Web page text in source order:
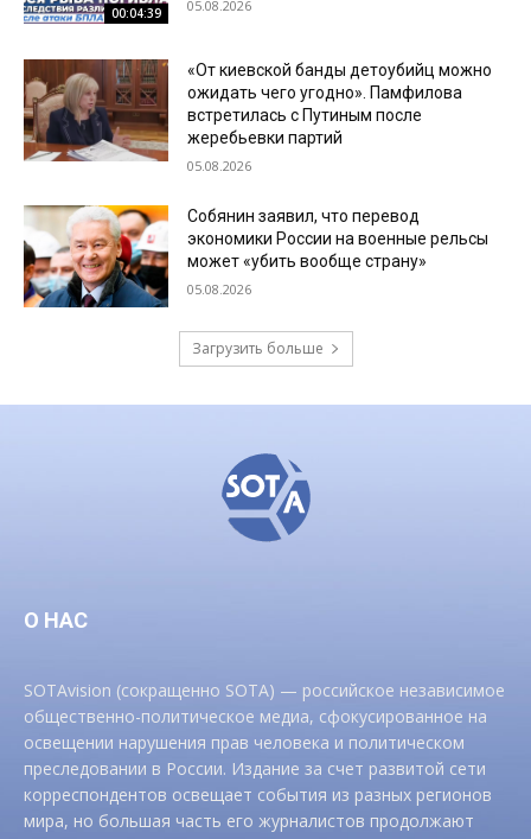
00:04:39 05.08.2026
«От киевской банды детоубийц можно
ожидать чего угодно». Памфилова
встретилась с Путиным после
жеребьевки партий
05.08.2026
Собянин заявил, что перевод
экономики России на военные рельсы
может «убить вообще страну»
05.08.2026
Загрузить больше
О НАС
SOTAvision (сокращенно SOTA) — российское независимое
общественно-политическое медиа, сфокусированное на
освещении нарушения прав человека и политическом
преследовании в России. Издание за счет развитой сети
корреспондентов освещает события из разных регионов
мира, но большая часть его журналистов продолжают